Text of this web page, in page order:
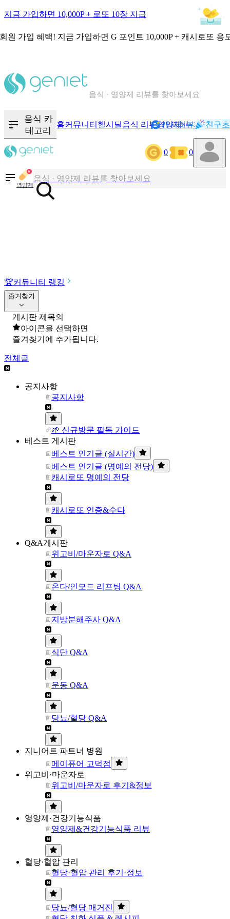
지금 가입하면 10,000P + 로또 10장 지급
원 가입 혜택! 지금 가입하면 G 포인트 10,000P + 캐시로또 응
음식 · 영양제 리뷰를 찾아보세요
음식 카
테고리
홈커뮤니티 헬시딜음식 리뷰영양제NEW기록
캐시리뷰 친구
0 0
영양제
칼로리와 영양성분을 검색해보세요
혈당 · 다이어트 음식 검색해보세요
음식 · 영양제 리뷰를 찾아보세요
🏆커뮤니티 랭킹
즐겨찾기
게시판 제목의
아이콘을 선택하면
즐겨찾기에 추가됩니다.
전체글
공지사항
공지사항
🌱 신규방문 필독 가이드
베스트 게시판
베스트 인기글 (실시간)
베스트 인기글 (명예의 전당)
캐시로또 명예의 전당
캐시로또 인증&수다
Q&A게시판
위고비/마운자로 Q&A
온다/인모드 리프팅 Q&A
지방분해주사 Q&A
식단 Q&A
운동 Q&A
당뇨/혈당 Q&A
지니어트 파트너 병원
메이퓨어 고덕점
위고비·마운자로
위고비/마운자로 후기&정보
영양제·건강기능식품
영양제&건강기능식품 리뷰
혈당·혈압 관리
혈당·혈압 관리 후기·정보
당뇨/혈당 매거진